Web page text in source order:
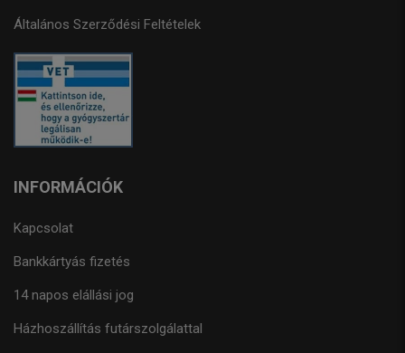
Általános Szerződési Feltételek
INFORMÁCIÓK
Kapcsolat
Bankkártyás fizetés
14 napos elállási jog
Házhoszállítás futárszolgálattal